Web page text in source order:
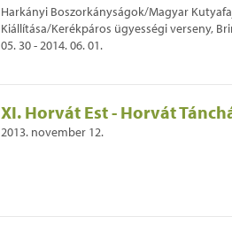
Harkányi Boszorkányságok/Magyar
Kiállítása/Kerékpáros ügyességi verseny,
05. 30 - 2014. 06. 01.
XI. Horvát Est - Horvát
2013. november 12.